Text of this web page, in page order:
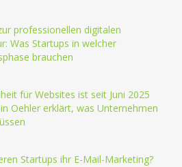
professionellen digitalen
Was Startups in welcher
brauchen
für Websites ist seit Juni 2025
Oehler erklärt, was Unternehmen
Startups ihr E-Mail-Marketing?